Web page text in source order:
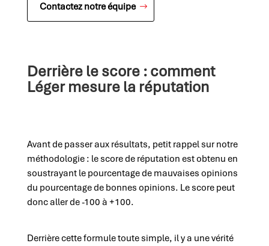
Contactez notre équipe
Derrière le score : comment
Léger mesure la réputation
Avant de passer aux résultats, petit rappel sur notre
méthodologie : le score de réputation est obtenu en
soustrayant le pourcentage de mauvaises opinions
du pourcentage de bonnes opinions. Le score peut
donc aller de -100 à +100.
Derrière cette formule toute simple, il y a une vérité